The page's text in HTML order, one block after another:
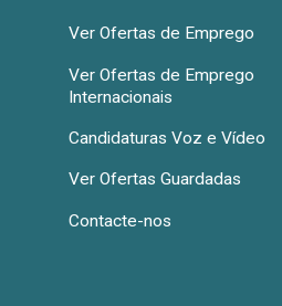
Ver Ofertas de Emprego
Ver Ofertas de Emprego
Internacionais
Candidaturas Voz e Vídeo
Ver Ofertas Guardadas
Contacte-nos